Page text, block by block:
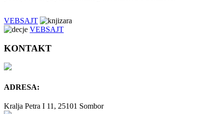
VEBSAJT
VEBSAJT
KONTAKT
ADRESA:
Kralja Petra I 11, 25101 Sombor